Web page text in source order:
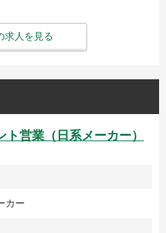
求人を見る
ト営業（日系メーカー）
カー